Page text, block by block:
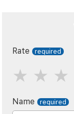
Rate
Name